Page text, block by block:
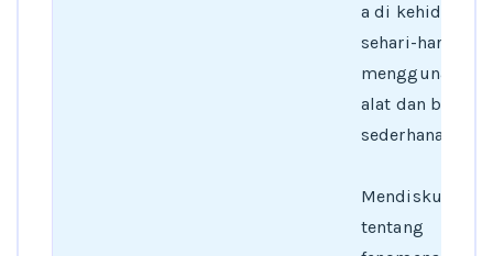
a di kehidupan
sehari-hari
menggunakan
alat dan bahan
sederhana
Mendiskusikan
tentang